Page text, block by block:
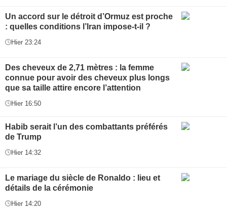
Un accord sur le détroit d’Ormuz est proche
: quelles conditions l’Iran impose-t-il ?
Hier 23:24
Des cheveux de 2,71 mètres : la femme
connue pour avoir des cheveux plus longs
que sa taille attire encore l’attention
Hier 16:50
Habib serait l’un des combattants préférés
de Trump
Hier 14:32
Le mariage du siècle de Ronaldo : lieu et
détails de la cérémonie
Hier 14:20